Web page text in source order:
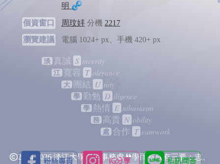
明
個資窗口 周玟妦分機 2217
瀏覽建議
電腦 1024+ px、手機 420+ px
淡 真誠 S incerity
江 寬容 T olerance
大 團結 U nity
學 勤勉 D iligence
學 熱情 E nthusiasm
務 高貴 N obility
處 合作 T eamwork
2024-2026 淡江大學學生事務處
學而有成有三要：志、